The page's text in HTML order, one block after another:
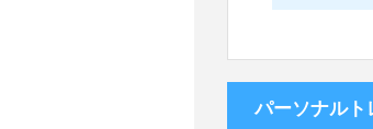
パーソナルト